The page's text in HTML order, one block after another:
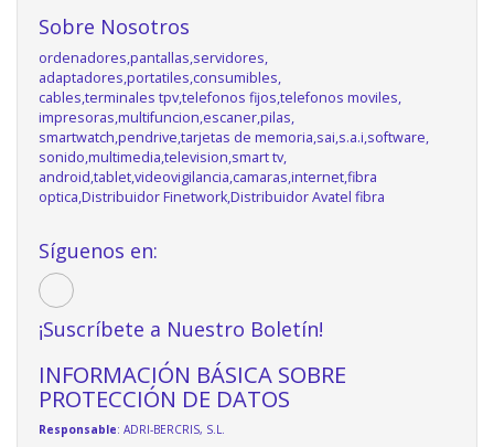
Sobre Nosotros
ordenadores,pantallas,servidores,
adaptadores,portatiles,consumibles,
cables,terminales tpv,telefonos fijos,telefonos moviles,
impresoras,multifuncion,escaner,pilas,
smartwatch,pendrive,tarjetas de memoria,sai,s.a.i,software,
sonido,multimedia,television,smart tv,
android,tablet,videovigilancia,camaras,internet,fibra
optica,Distribuidor Finetwork,Distribuidor Avatel fibra
Síguenos en:
¡Suscríbete a Nuestro Boletín!
INFORMACIÓN BÁSICA SOBRE
PROTECCIÓN DE DATOS
Responsable: ADRI-BERCRIS, S.L.